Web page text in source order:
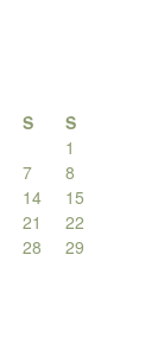
S
S
1
7
8
14
15
21
22
28
29